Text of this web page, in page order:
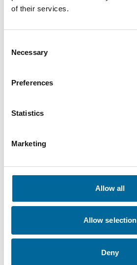
of their services.
Selection
Necessary
Preferences
Statistics
Marketing
Allow all
Allow selection
Deny
CEO | Amokabel GmbH